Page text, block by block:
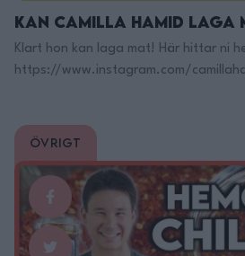
Kan Camilla Hamid Laga
Klart hon kan laga mat! Här hittar ni
https://www.instagram.com/
https://filippoon.tipser.com/ Här Finns
@filippoon https://
jobbkontakt: Filipp8n@gmail.com
______________________________ Recept:
https://mykitchenstories.se/
Övrigt